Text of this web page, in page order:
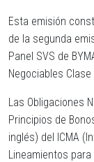
Esta emisión
de la segunda
Panel SVS de
Negociables Clase
Las Obligaciones
Principios de
inglés) del ICMA
Lineamientos